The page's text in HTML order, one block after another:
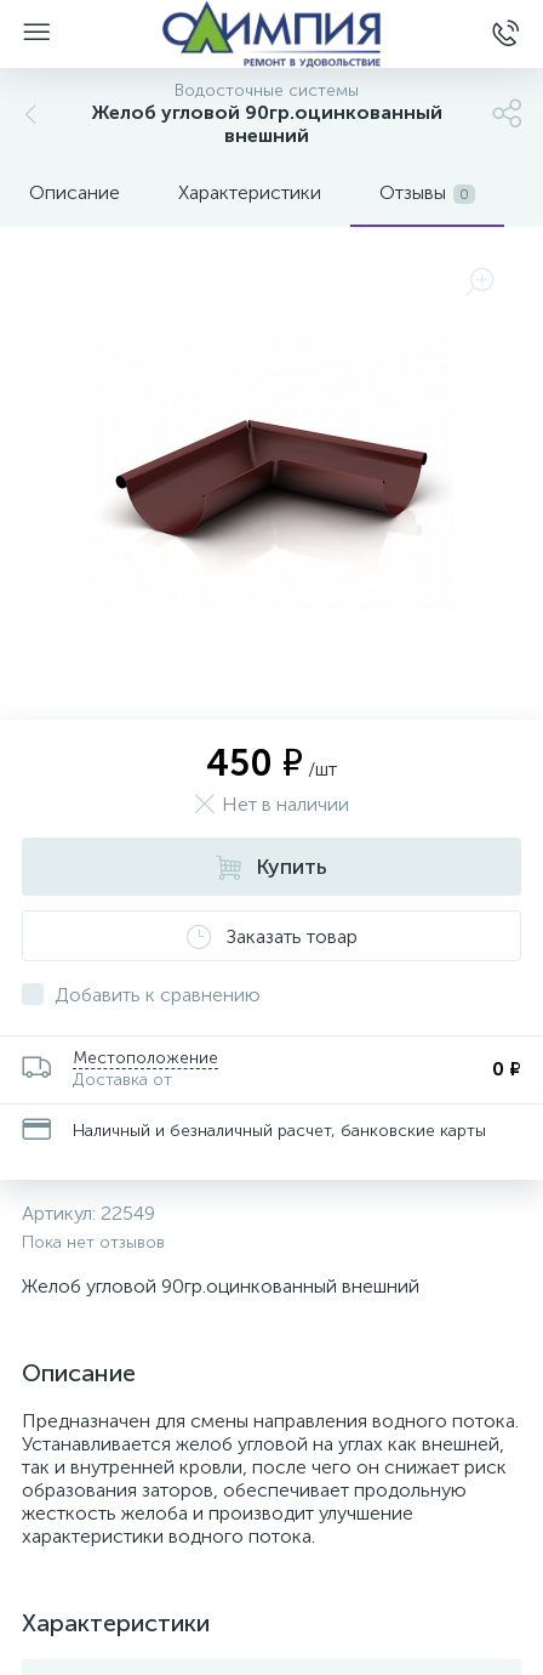
Водосточные системы
Желоб угловой 90гр.оцинкованный
внешний
Описание Характеристики Отзывы 0
450 ₽ /шт
Нет в наличии
Купить
Заказать товар
Добавить к сравнению
Местоположение
Доставка от
0 ₽
Наличный и безналичный расчет, банковские карты
Артикул: 22549
Пока нет отзывов
Желоб угловой 90гр.оцинкованный внешний
Описание
Предназначен для смены направления водного потока.
Устанавливается желоб угловой на углах как внешней,
так и внутренней кровли, после чего он снижает риск
образования заторов, обеспечивает продольную
жесткость желоба и производит улучшение
характеристики водного потока.
Характеристики